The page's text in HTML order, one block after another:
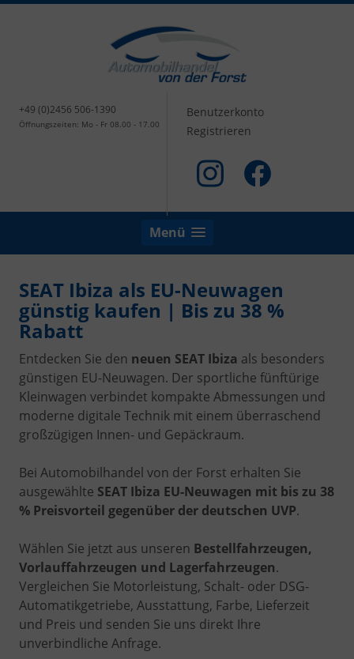
+49 (0)2456 506-1390
Öffnungszeiten: Mo - Fr 08.00 - 17.00
Benutzerkonto
Registrieren
Menü
SEAT Ibiza als EU-Neuwagen
günstig kaufen | Bis zu 38 %
Rabatt
Entdecken Sie den neuen SEAT Ibiza als besonders
günstigen EU-Neuwagen. Der sportliche fünftürige
Kleinwagen verbindet kompakte Abmessungen und
moderne digitale Technik mit einem überraschend
großzügigen Innen- und Gepäckraum.
Bei Automobilhandel von der Forst erhalten Sie
ausgewählte SEAT Ibiza EU-Neuwagen mit bis zu 38
% Preisvorteil gegenüber der deutschen UVP.
Wählen Sie jetzt aus unseren Bestellfahrzeugen,
Vorlauffahrzeugen und Lagerfahrzeugen.
Vergleichen Sie Motorleistung, Schalt- oder DSG-
Automatikgetriebe, Ausstattung, Farbe, Lieferzeit
und Preis und senden Sie uns direkt Ihre
unverbindliche Anfrage.